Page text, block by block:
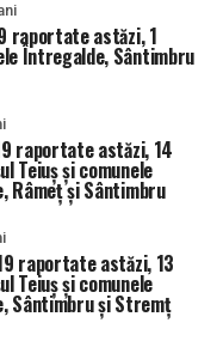
raportate astăzi, 1
Întregalde, Sântimbru
raportate astăzi, 14
Teiuș și comunele
Râmeț și Sântimbru
raportate astăzi, 13
Teiuș și comunele
Sântimbru și Stremț